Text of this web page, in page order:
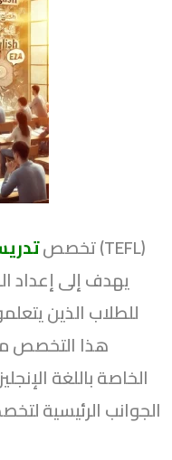
تخصص
يهدف إلى إعداد
للطلاب الذين
هذا التخصص
الخاصة باللغة
الجوانب الرئيسية